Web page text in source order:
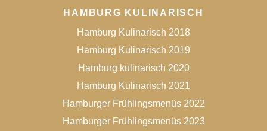
HAMBURG KULINARISCH
Hamburg Kulinarisch 2018
Hamburg Kulinarisch 2019
Hamburg kulinarisch 2020
Hamburg Kulinarisch 2021
Hamburger Frühlingsmenüs 2022
Hamburger Frühlingsmenüs 2023